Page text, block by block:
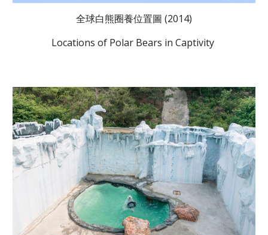
全球白熊圈養位置圖 (2014)
Locations of Polar Bears in Captivity